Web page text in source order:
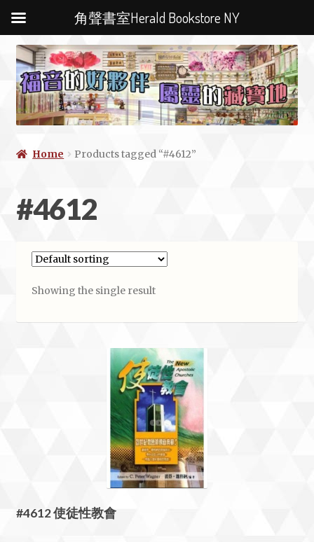
Home Products tagged “#4612”
#4612
Showing the single result
#4612 使徒性教會
角聲書室Herald Bookstore NY